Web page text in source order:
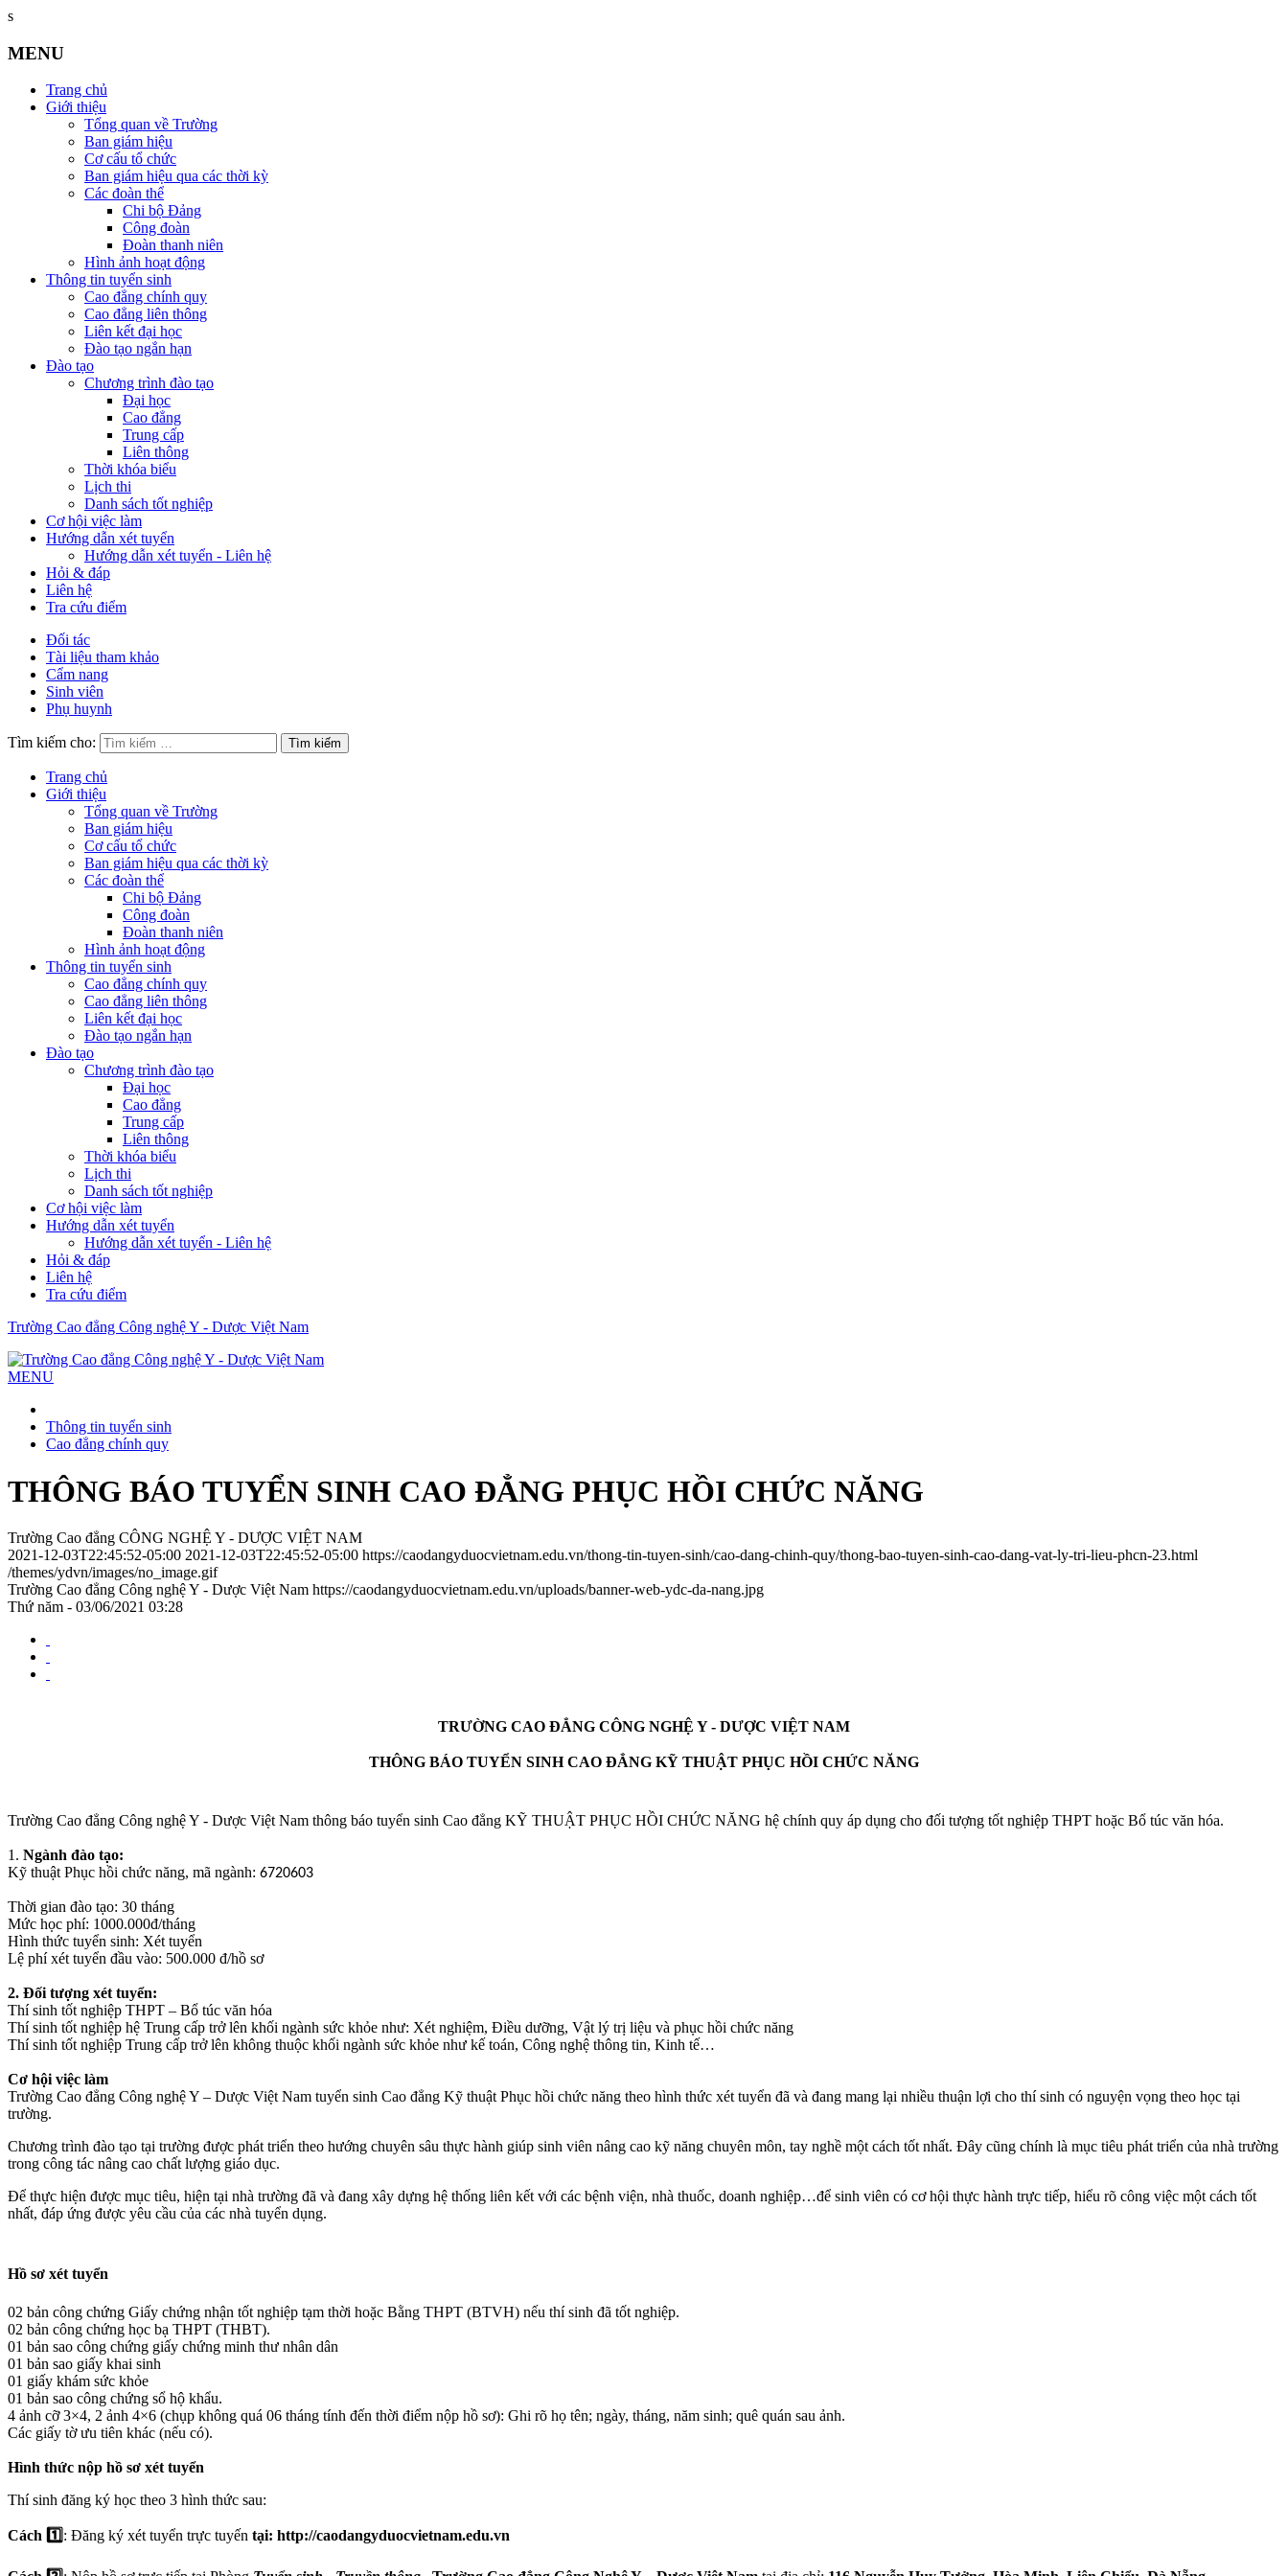
s
MENU
Trang chủ
Giới thiệu
Tổng quan về Trường
Ban giám hiệu
Cơ cấu tổ chức
Ban giám hiệu qua các thời kỳ
Các đoàn thể
Chi bộ Đảng
Công đoàn
Đoàn thanh niên
Hình ảnh hoạt động
Thông tin tuyển sinh
Cao đẳng chính quy
Cao đẳng liên thông
Liên kết đại học
Đào tạo ngắn hạn
Đào tạo
Chương trình đào tạo
Đại học
Cao đẳng
Trung cấp
Liên thông
Thời khóa biểu
Lịch thi
Danh sách tốt nghiệp
Cơ hội việc làm
Hướng dẫn xét tuyển
Hướng dẫn xét tuyển - Liên hệ
Hỏi & đáp
Liên hệ
Tra cứu điểm
Đối tác
Tài liệu tham khảo
Cẩm nang
Sinh viên
Phụ huynh
Tìm kiếm cho:
Trang chủ
Giới thiệu
Tổng quan về Trường
Ban giám hiệu
Cơ cấu tổ chức
Ban giám hiệu qua các thời kỳ
Các đoàn thể
Chi bộ Đảng
Công đoàn
Đoàn thanh niên
Hình ảnh hoạt động
Thông tin tuyển sinh
Cao đẳng chính quy
Cao đẳng liên thông
Liên kết đại học
Đào tạo ngắn hạn
Đào tạo
Chương trình đào tạo
Đại học
Cao đẳng
Trung cấp
Liên thông
Thời khóa biểu
Lịch thi
Danh sách tốt nghiệp
Cơ hội việc làm
Hướng dẫn xét tuyển
Hướng dẫn xét tuyển - Liên hệ
Hỏi & đáp
Liên hệ
Tra cứu điểm
Trường Cao đẳng Công nghệ Y - Dược Việt Nam
MENU
Thông tin tuyển sinh
Cao đẳng chính quy
THÔNG BÁO TUYỂN SINH CAO ĐẲNG PHỤC HỒI CHỨC NĂNG
Trường Cao đẳng CÔNG NGHỆ Y - DƯỢC VIỆT NAM
2021-12-03T22:45:52-05:00 2021-12-03T22:45:52-05:00 https://caodangyduocvietnam.edu.vn/thong-tin-tuyen-sinh/cao-dang-chinh-quy/thong-bao-tuyen-sinh-cao-dang-vat-ly-tri-lieu-phcn-23.html
/themes/ydvn/images/no_image.gif
Trường Cao đẳng Công nghệ Y - Dược Việt Nam https://caodangyduocvietnam.edu.vn/uploads/banner-web-ydc-da-nang.jpg
Thứ năm - 03/06/2021 03:28
TRƯỜNG CAO ĐẲNG CÔNG NGHỆ Y - DƯỢC VIỆT NAM
THÔNG BÁO TUYỂN SINH CAO ĐẲNG KỸ THUẬT PHỤC HỒI CHỨC NĂNG
Trường Cao đẳng Công nghệ Y - Dược Việt Nam thông báo tuyển sinh Cao đẳng KỸ THUẬT PHỤC HỒI CHỨC NĂNG hệ chính quy áp dụng cho đối tượng tốt nghiệp THPT hoặc Bổ túc văn hóa.
1. Ngành đào tạo:
Kỹ thuật Phục hồi chức năng, mã ngành: 6720603
Thời gian đào tạo: 30 tháng
Mức học phí: 1000.000đ/tháng
Hình thức tuyển sinh: Xét tuyển
Lệ phí xét tuyển đầu vào: 500.000 đ/hồ sơ
2. Đối tượng xét tuyển:
Thí sinh tốt nghiệp THPT – Bổ túc văn hóa
Thí sinh tốt nghiệp hệ Trung cấp trở lên khối ngành sức khỏe như: Xét nghiệm, Điều dưỡng, Vật lý trị liệu và phục hồi chức năng
Thí sinh tốt nghiệp Trung cấp trở lên không thuộc khối ngành sức khỏe như kế toán, Công nghệ thông tin, Kinh tế…
Cơ hội việc làm
Trường Cao đẳng Công nghệ Y – Dược Việt Nam tuyển sinh Cao đẳng Kỹ thuật Phục hồi chức năng theo hình thức xét tuyển đã và đang mang lại nhiều thuận lợi cho thí sinh có nguyện vọng theo học tại
trường.
Chương trình đào tạo tại trường được phát triển theo hướng chuyên sâu thực hành giúp sinh viên nâng cao kỹ năng chuyên môn, tay nghề một cách tốt nhất. Đây cũng chính là mục tiêu phát triển của nhà trường
trong công tác nâng cao chất lượng giáo dục.
Để thực hiện được mục tiêu, hiện tại nhà trường đã và đang xây dựng hệ thống liên kết với các bệnh viện, nhà thuốc, doanh nghiệp…để sinh viên có cơ hội thực hành trực tiếp, hiểu rõ công việc một cách tốt
nhất, đáp ứng được yêu cầu của các nhà tuyển dụng.
Hồ sơ xét tuyển
02 bản công chứng Giấy chứng nhận tốt nghiệp tạm thời hoặc Bằng THPT (BTVH) nếu thí sinh đã tốt nghiệp.
02 bản công chứng học bạ THPT (THBT).
01 bản sao công chứng giấy chứng minh thư nhân dân
01 bản sao giấy khai sinh
01 giấy khám sức khỏe
01 bản sao công chứng sổ hộ khẩu.
4 ảnh cỡ 3×4, 2 ảnh 4×6 (chụp không quá 06 tháng tính đến thời điểm nộp hồ sơ): Ghi rõ họ tên; ngày, tháng, năm sinh; quê quán sau ảnh.
Các giấy tờ ưu tiên khác (nếu có).
Hình thức nộp hồ sơ xét tuyển
Thí sinh đăng ký học theo 3 hình thức sau:
Cách 1️⃣ : Đăng ký xét tuyển trực tuyến tại: http://caodangyduocvietnam.edu.vn